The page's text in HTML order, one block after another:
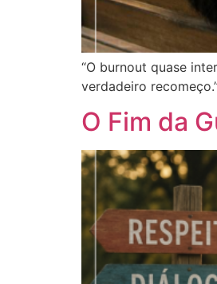
“O burnout quase
verdadeiro
O Fim da